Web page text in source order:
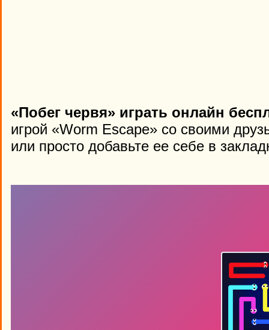
«Побег червя» играть онлайн
игрой «Worm Escape» со своими
или просто добавьте ее себе в